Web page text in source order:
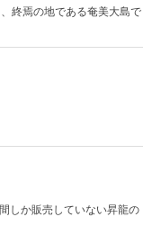
終焉の地である奄美大島で
しか販売していない昇龍の